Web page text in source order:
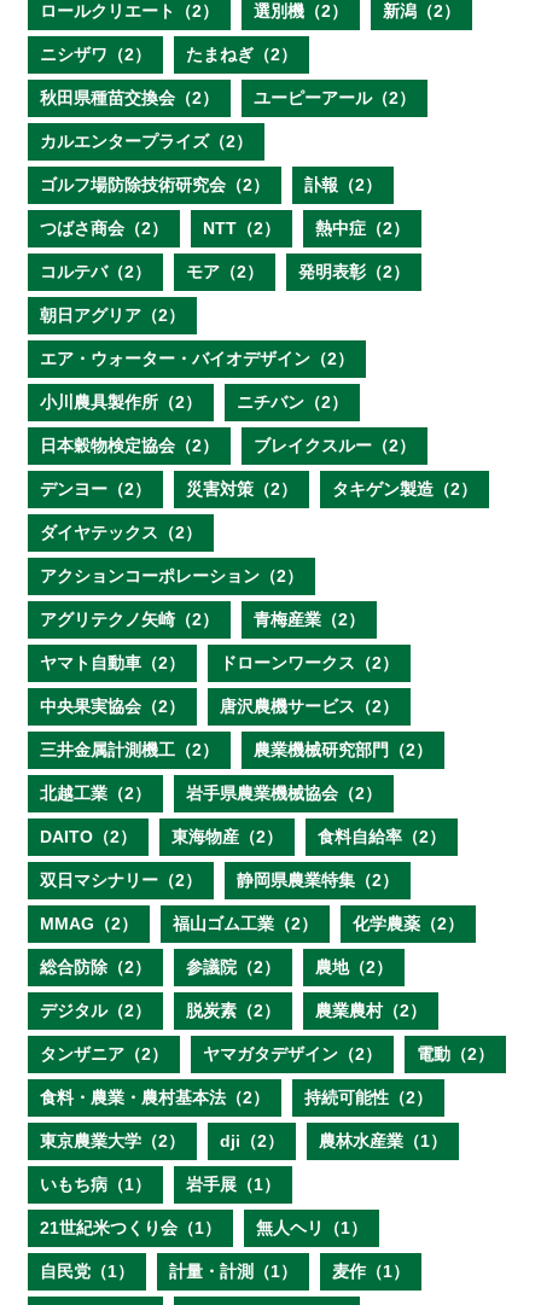
ロールクリエート（2） 選別機（2） 新潟（2）
ニシザワ（2） たまねぎ（2）
秋田県種苗交換会（2） ユーピーアール（2）
カルエンタープライズ（2）
ゴルフ場防除技術研究会（2） 訃報（2）
つばさ商会（2） NTT（2） 熱中症（2）
コルテバ（2） モア（2） 発明表彰（2）
朝日アグリア（2）
エア・ウォーター・バイオデザイン（2）
小川農具製作所（2） ニチバン（2）
日本穀物検定協会（2） ブレイクスルー（2）
デンヨー（2） 災害対策（2） タキゲン製造（2）
ダイヤテックス（2）
アクションコーポレーション（2）
アグリテクノ矢崎（2） 青梅産業（2）
ヤマト自動車（2） ドローンワークス（2）
中央果実協会（2） 唐沢農機サービス（2）
三井金属計測機工（2） 農業機械研究部門（2）
北越工業（2） 岩手県農業機械協会（2）
DAITO（2） 東海物産（2） 食料自給率（2）
双日マシナリー（2） 静岡県農業特集（2）
MMAG（2） 福山ゴム工業（2） 化学農薬（2）
総合防除（2） 参議院（2） 農地（2）
デジタル（2） 脱炭素（2） 農業農村（2）
タンザニア（2） ヤマガタデザイン（2） 電動（2）
食料・農業・農村基本法（2） 持続可能性（2）
東京農業大学（2） dji（2） 農林水産業（1）
いもち病（1） 岩手展（1）
21世紀米つくり会（1） 無人ヘリ（1）
自民党（1） 計量・計測（1） 麦作（1）